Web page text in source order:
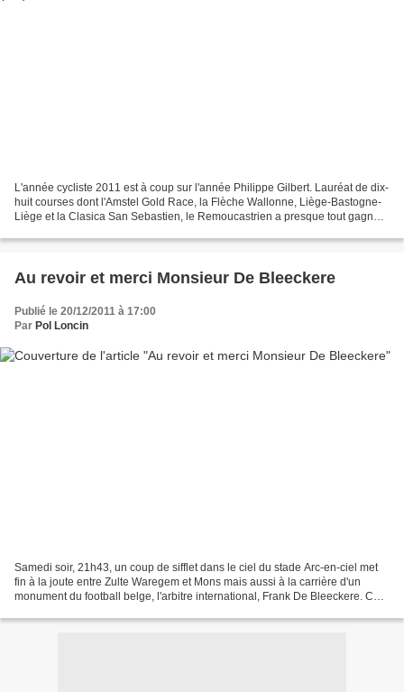
L'année cycliste 2011 est à coup sur l'année Philippe Gilbert. Lauréat de dix-
huit courses dont l'Amstel Gold Race, la Flèche Wallonne, Liège-Bastogne-
Liège et la Clasica San Sebastien, le Remoucastrien a presque tout gagné.
Au revoir et merci Monsieur De Bleeckere
Publié le 20/12/2011 à 17:00
Par Pol Loncin
Samedi soir, 21h43, un coup de sifflet dans le ciel du stade Arc-en-ciel met
fin à la joute entre Zulte Waregem et Mons mais aussi à la carrière d'un
monument du football belge, l'arbitre international, Frank De Bleeckere. Ce